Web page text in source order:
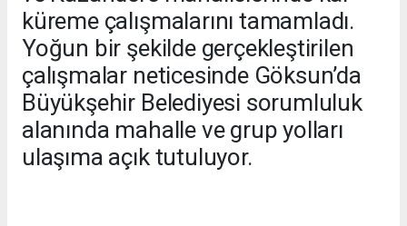
küreme çalışmalarını tamamladı.
Yoğun bir şekilde gerçekleştirilen
çalışmalar neticesinde Göksun’da
Büyükşehir Belediyesi sorumluluk
alanında mahalle ve grup yolları
ulaşıma açık tutuluyor.